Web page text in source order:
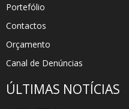
Portefólio
Contactos
Orçamento
Canal de Denúncias
ÚLTIMAS NOTÍCIAS